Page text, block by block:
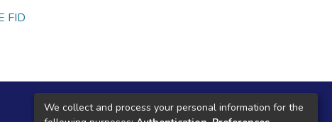
FID
Local Central
We collect and process your personal information for the